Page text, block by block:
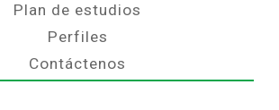
Plan de estudios
Perfiles
Contáctenos